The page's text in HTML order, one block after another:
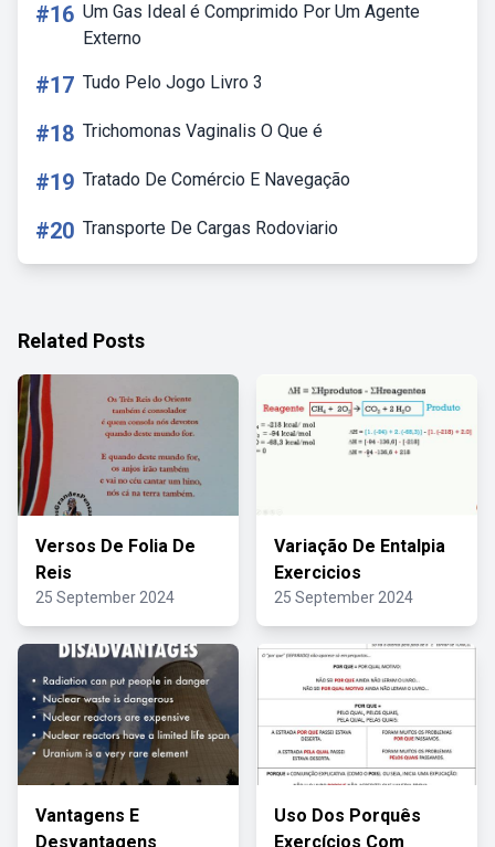
#16 Um Gas Ideal é Comprimido Por Um Agente
Externo
#17 Tudo Pelo Jogo Livro 3
#18 Trichomonas Vaginalis O Que é
#19 Tratado De Comércio E Navegação
#20 Transporte De Cargas Rodoviario
Related Posts
Versos De Folia De
Reis
25 September 2024
Variação De Entalpia
Exercicios
25 September 2024
Vantagens E
Desvantagens
Uso Dos Porquês
Exercícios Com